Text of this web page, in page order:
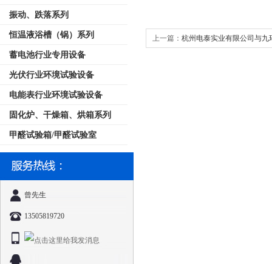
振动、跌落系列
恒温液浴槽（锅）系列
蓄电池行业专用设备
光伏行业环境试验设备
电能表行业环境试验设备
固化炉、干燥箱、烘箱系列
甲醛试验箱/甲醛试验室
曾先生
13505819720
上一篇： 杭州电泰实业有限公司与九